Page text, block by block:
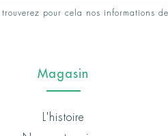
trouverez pour cela nos informations
Magasin
L'histoire